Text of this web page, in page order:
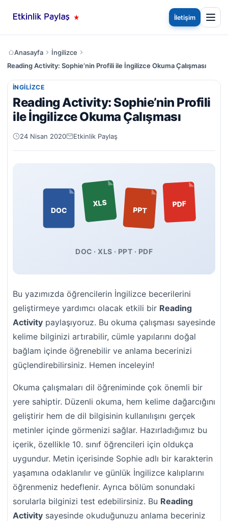
İletişim
Anasayfa
İngilizce
Reading Activity: Sophie’nin Profili ile İngilizce Okuma Çalışması
İNGILIZCE
Reading Activity: Sophie’nin Profili
ile İngilizce Okuma Çalışması
24 Nisan 2020 Etkinlik Paylaş
DOC
XLS
PPT
PDF
DOC · XLS · PPT · PDF
Bu yazımızda öğrencilerin İngilizce becerilerini
geliştirmeye yardımcı olacak etkili bir Reading
Activity paylaşıyoruz. Bu okuma çalışması sayesinde
kelime bilginizi artırabilir, cümle yapılarını doğal
bağlam içinde öğrenebilir ve anlama becerinizi
güçlendirebilirsiniz. Hemen inceleyin!
Okuma çalışmaları dil öğreniminde çok önemli bir
yere sahiptir. Düzenli okuma, hem kelime dağarcığını
geliştirir hem de dil bilgisinin kullanılışını gerçek
metinler içinde görmenizi sağlar. Hazırladığımız bu
içerik, özellikle 10. sınıf öğrencileri için oldukça
uygundur. Metin içerisinde Sophie adlı bir karakterin
yaşamına odaklanılır ve günlük İngilizce kalıplarını
öğrenmeniz hedeflenir. Ayrıca bölüm sonundaki
sorularla bilginizi test edebilirsiniz. Bu Reading
Activity sayesinde okuduğunuzu anlama beceriniz